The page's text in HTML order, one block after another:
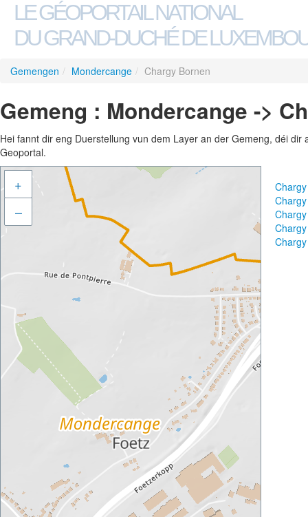
LE GÉOPORTAIL NATIONAL
DU GRAND-DUCHÉ DE
Gemengen / Mondercange / Chargy Bornen
Gemeng : Mondercange ->
Hei fannt dir eng Duerstellung vun dem Layer an der Gemeng, déi
Geoportal.
+
–